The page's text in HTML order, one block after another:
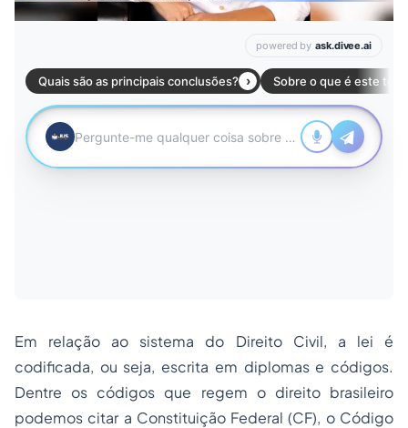
Em relação ao sistema do Direito Civil, a lei é
codificada, ou seja, escrita em diplomas e códigos.
Dentre os códigos que regem o direito brasileiro
podemos citar a Constituição Federal (CF), o Código